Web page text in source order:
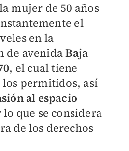
mujer de 50 años
el
en la
de avenidaBaja
, el cual tiene
los permitidos, así
al espacio
lo que se considera
de los derechos